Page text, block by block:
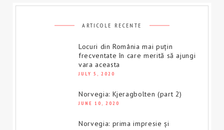
ARTICOLE RECENTE
Locuri din România mai puțin
frecventate în care merită să ajungi
vara aceasta
JULY 5, 2020
Norvegia: Kjeragbolten (part 2)
JUNE 10, 2020
Norvegia: prima impresie și